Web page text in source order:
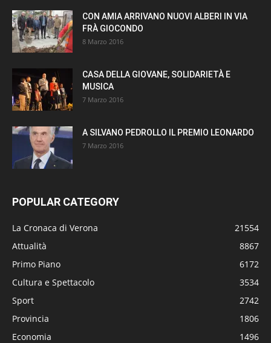
CON AMIA ARRIVANO NUOVI ALBERI IN VIA
FRÀ GIOCONDO
8 Marzo 2016
CASA DELLA GIOVANE, SOLIDARIETÀ E
MUSICA
7 Marzo 2016
A SILVANO PEDROLLO IL PREMIO LEONARDO
7 Marzo 2016
POPULAR CATEGORY
La Cronaca di Verona
21554
Attualità
8867
Primo Piano
6172
Cultura e Spettacolo
3534
Sport
2742
Provincia
1806
Economia
1496